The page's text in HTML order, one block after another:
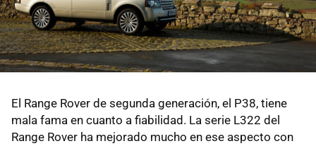
El Range Rover de segunda generación, el P38, tiene
mala fama en cuanto a fiabilidad. La serie L322 del
Range Rover ha mejorado mucho en ese aspecto con